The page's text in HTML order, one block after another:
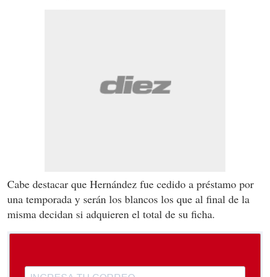
Cabe destacar que Hernández fue cedido a préstamo por
una temporada y serán los blancos los que al final de la
misma decidan si adquieren el total de su ficha.